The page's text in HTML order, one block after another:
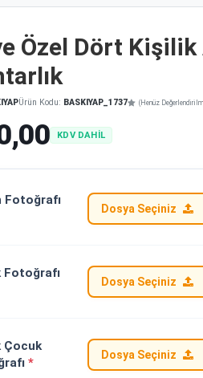
Özel Dört
Ürün Kodu: BASKIYAP_1737 (Henüz
KDV DAHİL
Fotoğrafı
Dosya Seçiniz
Fotoğrafı
Dosya Seçiniz
Çocuk
*
Dosya Seçiniz